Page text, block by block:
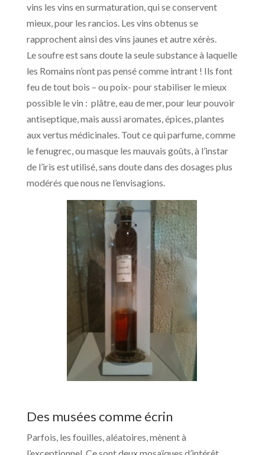
vins les vins en surmaturation, qui se conservent
mieux, pour les rancios. Les vins obtenus se
rapprochent ainsi des vins jaunes et autre xérès.
Le soufre est sans doute la seule substance à laquelle
les Romains n’ont pas pensé comme intrant ! Ils font
feu de tout bois – ou poix- pour stabiliser le mieux
possible le vin : plâtre, eau de mer, pour leur pouvoir
antiseptique, mais aussi aromates, épices, plantes
aux vertus médicinales. Tout ce qui parfume, comme
le fenugrec, ou masque les mauvais goûts, à l’instar
de l’iris est utilisé, sans doute dans des dosages plus
modérés que nous ne l’envisagions.
Des musées comme écrin
Parfois, les fouilles, aléatoires, mènent à
l’exceptionnel. Ce sont deux mosaïques d’intérêt